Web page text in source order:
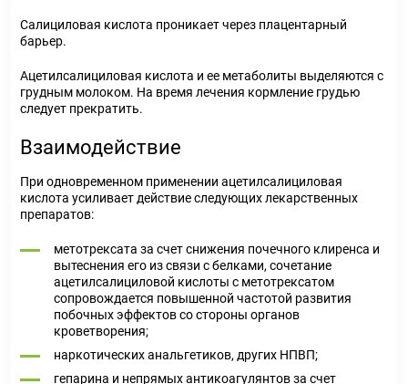
Салициловая кислота проникает через плацентарный
барьер.
Ацетилсалициловая кислота и ее метаболиты выделяются с
грудным молоком. На время лечения кормление грудью
следует прекратить.
Взаимодействие
При одновременном применении ацетилсалициловая
кислота усиливает действие следующих лекарственных
препаратов:
метотрексата за счет снижения почечного клиренса и
вытеснения его из связи с белками, сочетание
ацетилсалициловой кислоты с метотрексатом
сопровождается повышенной частотой развития
побочных эффектов со стороны органов
кроветворения;
наркотических анальгетиков, других НПВП;
гепарина и непрямых антикоагулянтов за счет